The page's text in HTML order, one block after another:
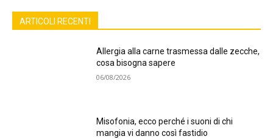
ARTICOLI RECENTI
Allergia alla carne trasmessa dalle zecche,
cosa bisogna sapere
06/08/2026
Misofonia, ecco perché i suoni di chi
mangia vi danno così fastidio